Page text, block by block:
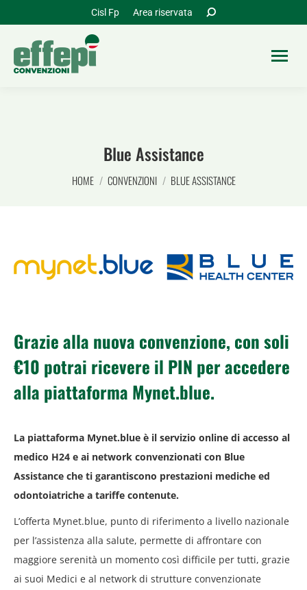
Cisl Fp Area riservata Cerca:
Blue Assistance
Tu sei qui:
HOME CONVENZIONI BLUE ASSISTANCE
Grazie alla nuova convenzione, con soli
€10 potrai ricevere il PIN per accedere
alla piattaforma Mynet.blue.
La piattaforma Mynet.blue è il servizio online di accesso al
medico H24 e ai network convenzionati con Blue
Assistance che ti garantiscono prestazioni mediche ed
odontoiatriche a tariffe contenute.
L’offerta Mynet.blue, punto di riferimento a livello nazionale
per l’assistenza alla salute, permette di affrontare con
maggiore serenità un momento così difficile per tutti, grazie
ai suoi Medici e al network di strutture convenzionate